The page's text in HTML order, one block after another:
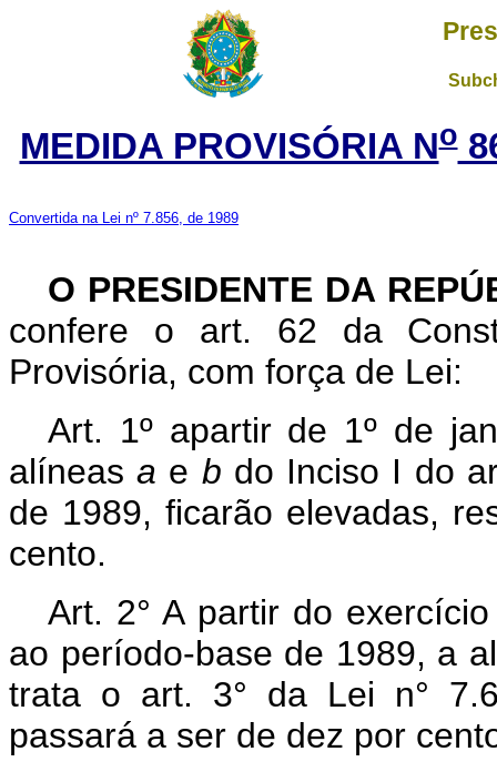
MEDIDA PROVISÓRIA No
Convertida na Lei nº 7.856, de 1989
O PRESIDENTE DA
confere o art. 62 da
Provisória, com força de Lei:
Art. 1º apartir de 1º de
alíneasa e b do Inciso I do
de 1989, ficarão elevadas,
cento.
Art. 2° A partir do
ao período-base de 1989, a
trata o art. 3° da Lei n°
passará a ser de dez por